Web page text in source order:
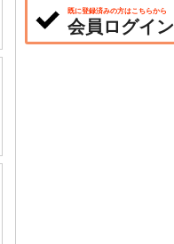
既に登録済みの方はこちらから
会員ログイン